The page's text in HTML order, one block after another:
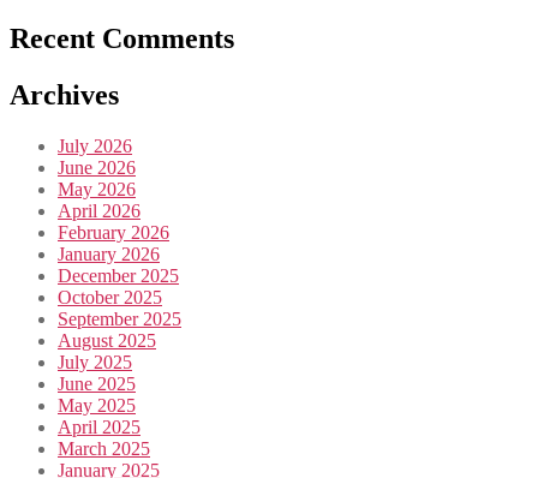
Recent Comments
Archives
July 2026
June 2026
May 2026
April 2026
February 2026
January 2026
December 2025
October 2025
September 2025
August 2025
July 2025
June 2025
May 2025
April 2025
March 2025
January 2025